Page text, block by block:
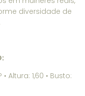
diversidade de
Altura: 1,60 • Busto: